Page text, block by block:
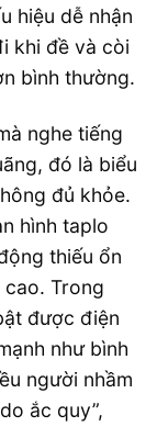
hiệu dễ nhận
khi đề và còi
bình thường.
nghe tiếng
đó là biểu
đủ khỏe.
hình taplo
thiếu ổn
Trong
được điện
như bình
người nhầm
ắc quy”,